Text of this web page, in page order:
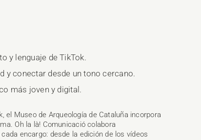
y lenguaje de TikTok.
y conectar desde un tono cercano.
más joven y digital.
el Museo de Arqueología de Cataluña incorpora
Oh la là! Comunicació colabora
encargo: desde la edición de los vídeos